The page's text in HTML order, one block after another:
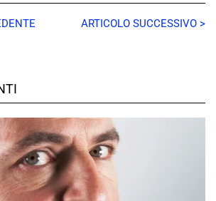
ARTICOLO SUCCESSIVO >